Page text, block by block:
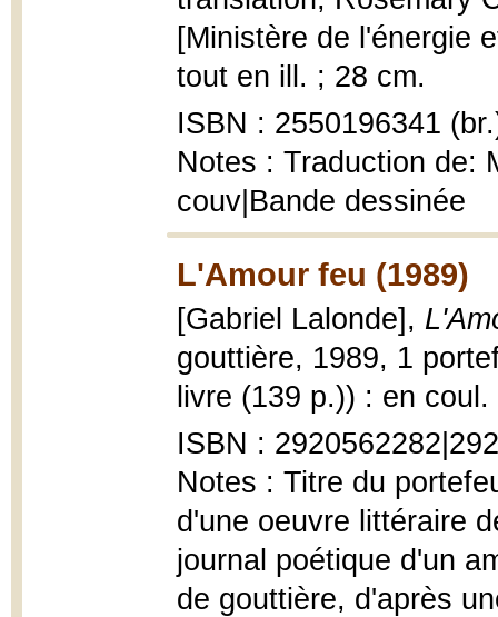
[Ministère de l'énergie
tout en ill. ; 28 cm.
ISBN : 2550196341
Notes : Traduction de:
couv|Bande dessinée
L'Amour feu (1989)
[Gabriel Lalonde],
gouttière, 1989, 1
livre (139 p.)) : en
ISBN :
Notes : Titre du
d'une oeuvre littéraire
journal poétique d'un
de gouttière, d'après